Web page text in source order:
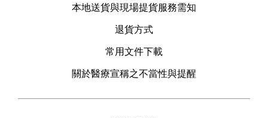
本地送貨與現場提貨服務需知
退貨方式
常用文件下載
關於醫療宣稱之不當性與提醒